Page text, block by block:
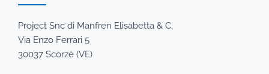
Project Snc di Manfren Elisabetta & C.
Via Enzo Ferrari 5
30037 Scorzè (VE)